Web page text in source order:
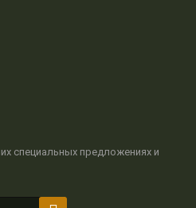
специальных предложениях и